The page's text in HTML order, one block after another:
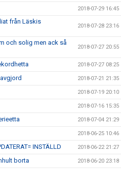
2018-07-29 16:45
från Läskis
2018-07-28 23:16
och solig men ack så
2018-07-27 20:55
2018-07-27 08:25
2018-07-21 21:35
2018-07-19 20:10
2018-07-16 15:35
2018-07-04 21:29
2018-06-25 10:46
INSTÄLLD 2018-06-22 21:27
borta 2018-06-20 23:18